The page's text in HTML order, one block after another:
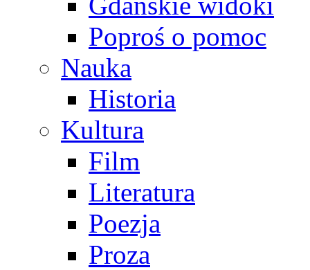
Poproś o pomoc
Nauka
Historia
Kultura
Film
Literatura
Poezja
Proza